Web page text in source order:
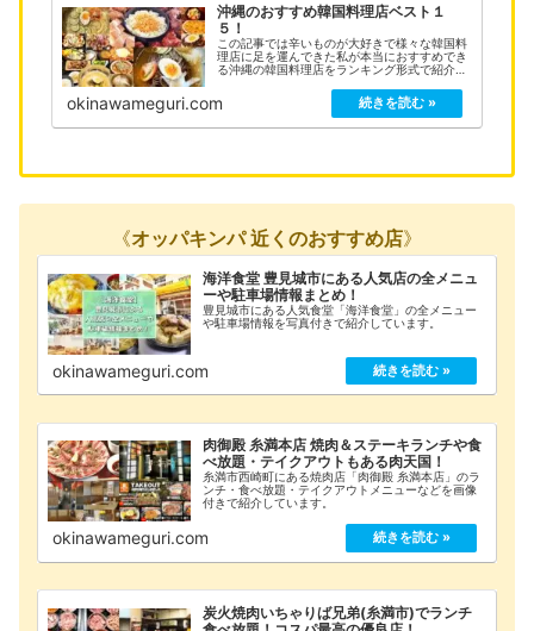
沖縄のおすすめ韓国料理店ベスト１
５！
この記事では辛いものが大好きで様々な韓国料
理店に足を運んできた私が本当におすすめでき
る沖縄の韓国料理店をランキング形式で紹介さ
okinawameguri.com
《オッパキンパ 近くのおすすめ店》
海洋食堂 豊見城市にある人気店の全メニュ
ーや駐車場情報まとめ！
豊見城市にある人気食堂「海洋食堂」の全メニュー
や駐車場情報を写真付きで紹介しています。
okinawameguri.com
肉御殿 糸満本店 焼肉＆ステーキランチや食
べ放題・テイクアウトもある肉天国！
糸満市西崎町にある焼肉店「肉御殿 糸満本店」のラ
ンチ・食べ放題・テイクアウトメニューなどを画像
付きで紹介しています。
okinawameguri.com
炭火焼肉いちゃりば兄弟(糸満市)でランチ